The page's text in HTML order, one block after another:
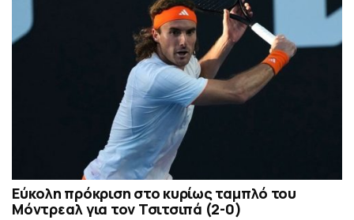
Εύκολη πρόκριση στο κυρίως ταμπλό του
Μόντρεαλ για τον Τσιτσιπά (2-0)